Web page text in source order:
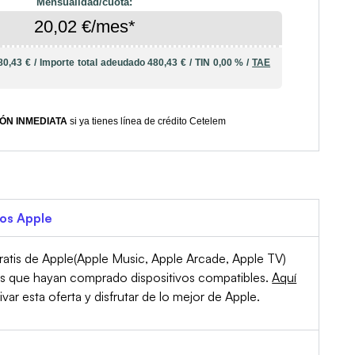
20,02 €/mes*
€ / Importe total adeudado480,43 € / TIN 0,00 % /TAE
INMEDIATAsi ya tienes línea de crédito Cetelem
Apple
de Apple(Apple Music, Apple Arcade, Apple TV)
que hayan comprado dispositivos compatibles.Aquí
esta oferta y disfrutar de lo mejor de Apple.